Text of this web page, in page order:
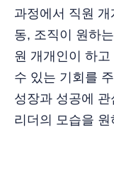
과정에서 직원
동, 조직이 원하
원 개개인이 하
수 있는 기회를
성장과 성공에
리더의 모습을